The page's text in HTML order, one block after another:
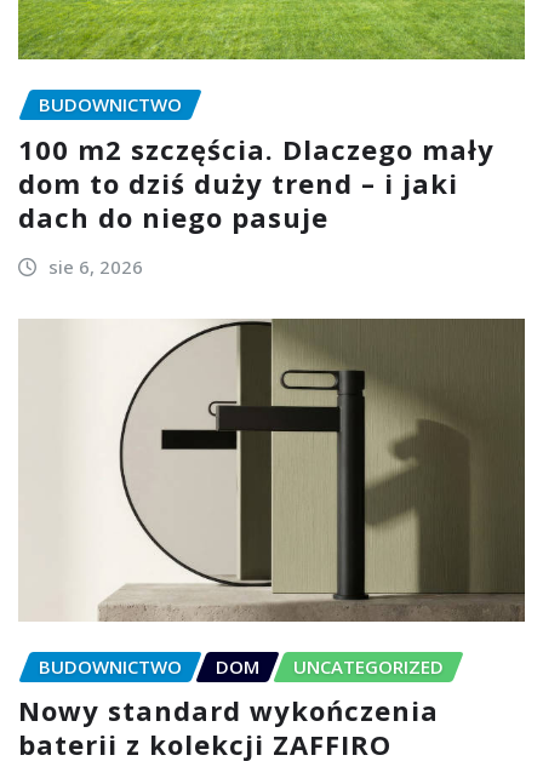
BUDOWNICTWO
100 m2 szczęścia. Dlaczego mały
dom to dziś duży trend – i jaki
dach do niego pasuje
sie 6, 2026
BUDOWNICTWO DOM UNCATEGORIZED
Nowy standard wykończenia
baterii z kolekcji ZAFFIRO